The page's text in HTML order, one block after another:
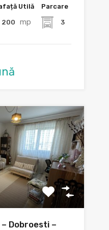
Utilă
200 mp
Parcare
3
Dobroesti –